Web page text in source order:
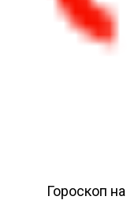
Гороскоп